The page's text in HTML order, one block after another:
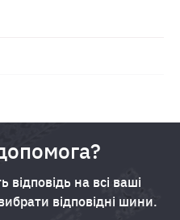
відповідь на всі ваші
відповідні шини.